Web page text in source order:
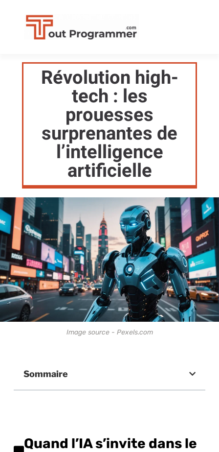
Révolution high-
tech : les
prouesses
surprenantes de
l’intelligence
artificielle
Image source - Pexels.com
Sommaire
Quand l’IA s’invite dans le